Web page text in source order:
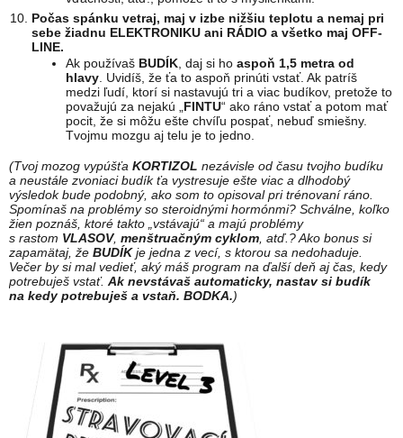
Počas spánku vetraj, maj v izbe nižšiu teplotu a nemaj pri
sebe žiadnu ELEKTRONIKU ani RÁDIO a všetko maj OFF-
LINE.
Ak používaš BUDÍK, daj si ho aspoň 1,5 metra od
hlavy. Uvidíš, že ťa to aspoň prinúti vstať. Ak patríš
medzi ľudí, ktorí si nastavujú tri a viac budíkov, pretože to
považujú za nejakú „ FINTU“ ako ráno vstať a potom mať
pocit, že si môžu ešte chvíľu pospať, nebuď smiešny.
Tvojmu mozgu aj telu je to jedno.
(Tvoj mozog vypúšťa KORTIZOL nezávisle od času tvojho budíku
a neustále zvoniaci budík ťa vystresuje ešte viac a dlhodobý
výsledok bude podobný, ako som to opisoval pri trénovaní ráno.
Spomínaš na problémy so steroidnými hormónmi? Schválne, koľko
žien poznáš, ktoré takto „vstávajú“ a majú problémy
s rastom VLASOV, menštruačným cyklom , atď.? Ako bonus si
zapamätaj, že BUDÍKje jedna z vecí, s ktorou sa nedohaduje.
Večer by si mal vedieť, aký máš program na ďalší deň aj čas, kedy
potrebuješ vstať. Ak nevstávaš automaticky, nastav si budík
na kedy potrebuješ a vstaň. BODKA.)